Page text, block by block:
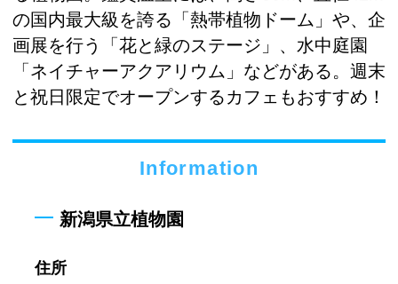
の国内最大級を誇る「熱帯植物ドーム」や、企
画展を行う「花と緑のステージ」、水中庭園
「ネイチャーアクアリウム」などがある。週末
と祝日限定でオープンするカフェもおすすめ！
Information
新潟県立植物園
住所